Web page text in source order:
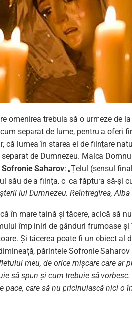
omenirea trebuia să o urmeze de
separat de lume, pentru a oferi
că lumea în starea ei de ființare
de Dumnezeu. Maica
Saharov: „Țelul (sensul
său de a ființa, ci ca făptura să-și
lui Dumnezeu. Reîntregirea,
în mare taină și tăcere, adică să
împliniri de gânduri frumoase
Și tăcerea poate fi un obiect al
părintele Sofronie Saharov
meu, de orice mișcare care ar
să spun și cum trebuie să vorbesc.
pace, care să nu pricinuiască nici o